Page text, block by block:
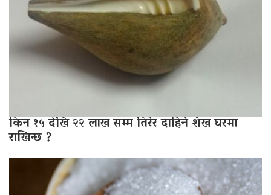
किन १५ देखि २२ लाख सम्म तिरेर दाहिने शंख घरमा
राखिन्छ ?